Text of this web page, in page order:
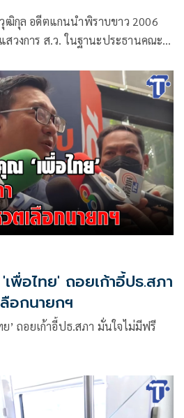
ฒิกุล อดีตแกนนำพิราบขาว 2006
วงการ ส.ว. ในฐานะประธานคณะ
พื่อไทย' ถอยเก้าอี้ปธ.สภา
อกนายกฯ
ย’ ถอยเก้าอี้ปธ.สภา มั่นใจไม่มีฟรี